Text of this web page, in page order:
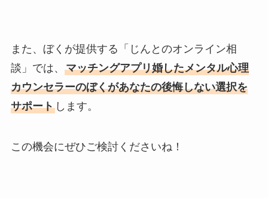
また、ぼくが提供する「じんとのオンライン相
談」では、 マッチングアプリ婚したメンタル心理
カウンセラーのぼくがあなたの後悔しない選択を
サポートします。
この機会にぜひご検討くださいね！